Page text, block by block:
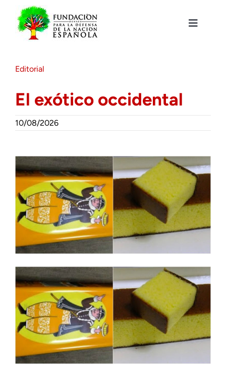
contenido
Toggle
Actualidad
Colabora
Editorial
El exótico occidental
10/08/2026